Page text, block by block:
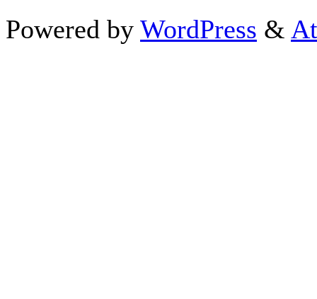
Powered by WordPress &